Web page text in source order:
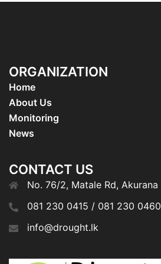
ORGANIZATION
Home
About Us
Monitoring
News
CONTACT US
No. 76/2, Matale Rd, Akurana
081 230 0415 / 081 230 0460
info@drought.lk